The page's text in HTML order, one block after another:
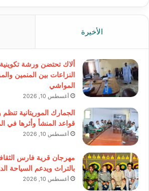
الأخيرة
ألاك تحتضن ورشة
النزاعات بين المنمين
المواشي
أغسطس 10, 2026
الجمارك الموريتانية
قواعد المنشأ وأثرها في
أغسطس 10, 2026
مهرجان قرية فارس
بالتراث ويدعم السياحة
أغسطس 10, 2026